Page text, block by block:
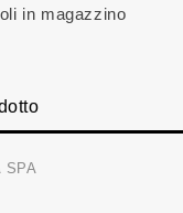
in magazzino
SPA